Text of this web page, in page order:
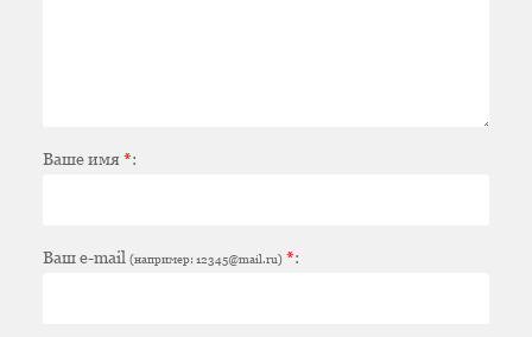
Ваше имя*:
Ваш e-mail (например: 12345@mail.ru) *: